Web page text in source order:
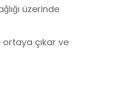
üzerinde
ortaya çıkar ve